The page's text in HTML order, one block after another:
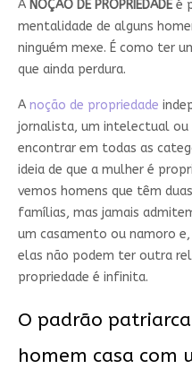
A NOÇÃO DE PROPRIEDADE é
mentalidade de alguns
ninguém mexe. É como ter
que ainda perdura.
A noção de propriedade
jornalista, um intelectual ou
encontrar em todas as
ideia de que a mulher é
vemos homens que têm
famílias, mas jamais
um casamento ou namoro
elas não podem ter outra
propriedade é infinita.
O padrão
homem casa com